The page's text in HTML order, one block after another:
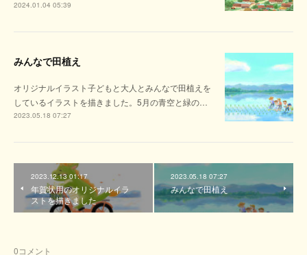
2024.01.04 05:39
みんなで田植え
オリジナルイラスト子どもと大人とみんなで田植えを
しているイラストを描きました。5月の青空と緑の…
2023.05.18 07:27
2023.12.13 01:17
年賀状用のオリジナルイラ
ストを描きました
2023.05.18 07:27
みんなで田植え
0コメント